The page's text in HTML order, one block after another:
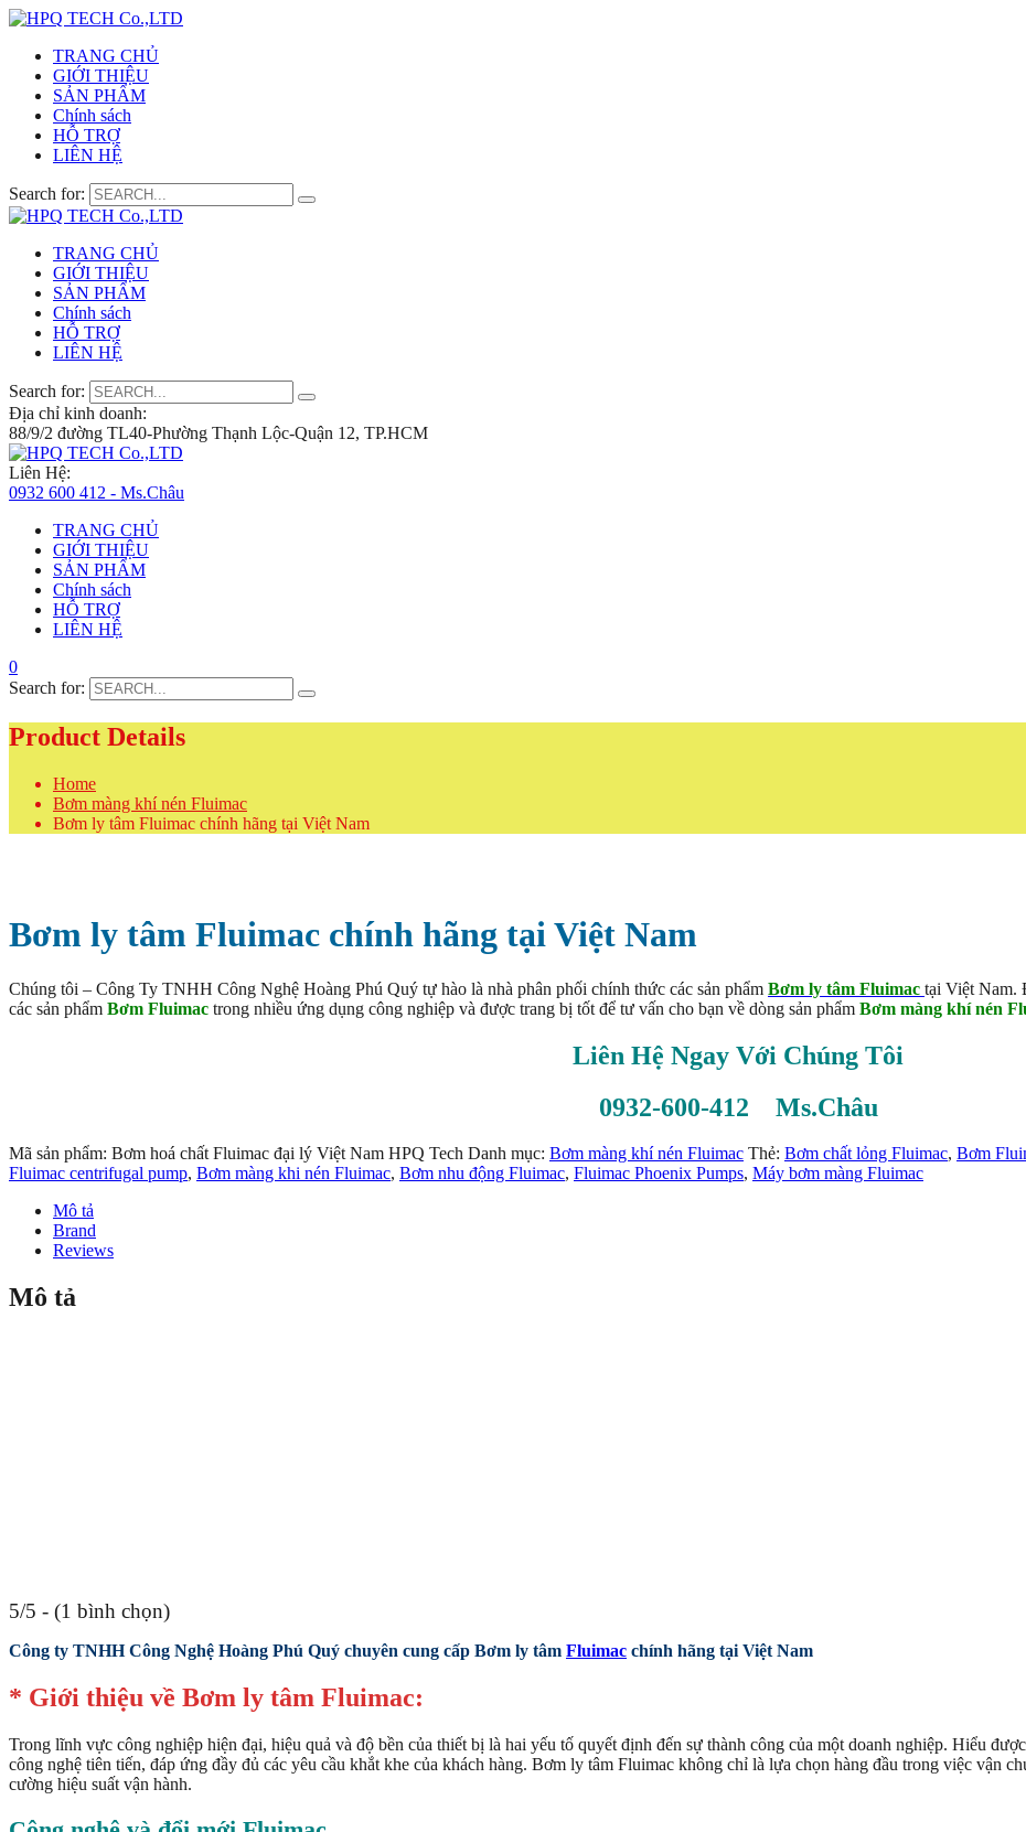
TRANG CHỦ
GIỚI THIỆU
SẢN PHẨM
Chính sách
HỖ TRỢ
LIÊN HỆ
Search for:
TRANG CHỦ
GIỚI THIỆU
SẢN PHẨM
Chính sách
HỖ TRỢ
LIÊN HỆ
Search for:
Địa chỉ kinh doanh:
88/9/2 đường TL40-Phường Thạnh Lộc-Quận 12, TP.HCM
Liên Hệ:
0932 600 412 - Ms.Châu
TRANG CHỦ
GIỚI THIỆU
SẢN PHẨM
Chính sách
HỖ TRỢ
LIÊN HỆ
0
Search for:
Product Details
Home
Bơm màng khí nén Fluimac
Bơm ly tâm Fluimac chính hãng tại Việt Nam
Bơm ly tâm Fluimac chính hãng tại Việt Nam
Chúng tôi – Công Ty TNHH Công Nghệ Hoàng Phú Quý tự hào là nhà phân phối chính thức các sản phẩm Bơm ly tâm Fluimac tại Việt Nam.
các sản phẩm Bơm Fluimac trong nhiều ứng dụng công nghiệp và được trang bị tốt để tư vấn cho bạn về dòng sản phẩm Bơm màng khí nén
Liên Hệ Ngay Với Chúng Tôi
0932-600-412 Ms.Châu
Mã sản phẩm: Bơm hoá chất Fluimac đại lý Việt Nam HPQ Tech Danh mục: Bơm màng khí nén Fluimac Thẻ: Bơm chất lỏng Fluimac, Bơm
Fluimac centrifugal pump, Bơm màng khi nén Fluimac, Bơm nhu động Fluimac, Fluimac Phoenix Pumps, Máy bơm màng Fluimac
Mô tả
Brand
Reviews
Mô tả
5/5 - (1 bình chọn)
Công ty TNHH Công Nghệ Hoàng Phú Quý chuyên cung cấp Bơm ly tâm Fluimac chính hãng tại Việt Nam
* Giới thiệu về Bơm ly tâm Fluimac:
Trong lĩnh vực công nghiệp hiện đại, hiệu quả và độ bền của thiết bị là hai yếu tố quyết định đến sự thành công của một doanh nghiệp. Hiểu
công nghệ tiên tiến, đáp ứng đầy đủ các yêu cầu khắt khe của khách hàng. Bơm ly tâm Fluimac không chỉ là lựa chọn hàng đầu trong việc vận
cường hiệu suất vận hành.